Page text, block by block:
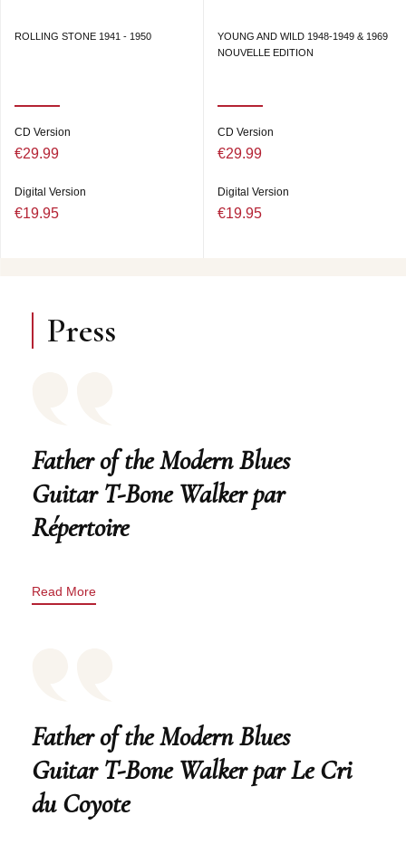
ROLLING STONE 1941 - 1950
CD Version
€29.99
Digital Version
€19.95
YOUNG AND WILD 1948-1949 & 1969
NOUVELLE EDITION
CD Version
€29.99
Digital Version
€19.95
Press
Father of the Modern Blues
Guitar T-Bone Walker par
Répertoire
Read More
Father of the Modern Blues
Guitar T-Bone Walker par Le Cri
du Coyote